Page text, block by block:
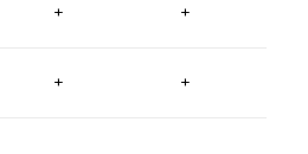
+ +
+ +